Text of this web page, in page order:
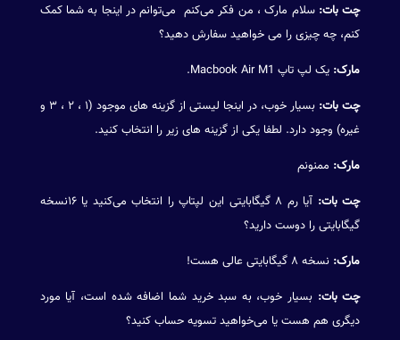
چت بات: سلام مارک ، من فکر می‌کنم می‌توانم در اینجا به شما کمک
کنم، چه چیزی را می خواهید سفارش دهید؟
مارک: یک لپ تاپ Macbook Air M1.
چت بات:
بسیار خوب، در اینجا لیستی از گزینه های موجود (۱ ، ۲ ، ۳ و
غیره) وجود دارد. لطفا یکی از گزینه های زیر را انتخاب کنید.
مارک: ممنونم
چت بات:
آیا رم ۸ گیگابایتی این لپتاپ را انتخاب می‌کنید یا ۱۶نسخه
گیگابایتی را دوست دارید؟
مارک: نسخه ۸ گیگابایتی عالی هست!
چت بات: بسیار خوب، به سبد خرید شما اضافه شده است، آیا مورد
دیگری هم هست یا ‌می‌خواهید تسویه حساب کنید؟